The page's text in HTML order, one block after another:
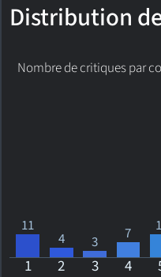
Distribution
Nombre de critiques par
11
4 3 7
1 2 3 4